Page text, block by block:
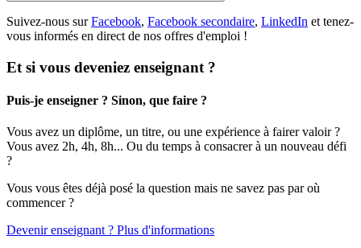
Suivez-nous surFacebook, Facebook secondaire, LinkedIn et tenez-
vous informés en direct de nos offres d'emploi !
Et si vous deveniez enseignant ?
Puis-je enseigner ? Sinon, que faire ?
Vous avez un diplôme, un titre, ou une expérience à fairer valoir ?
Vous avez 2h, 4h, 8h... Ou du temps à consacrer à un nouveau défi
?
Vous vous êtes déjà posé la question mais ne savez pas par où
commencer ?
Devenir enseignant ? Plus d'informations